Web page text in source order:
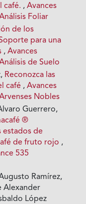
café. ,Avances
Foliar
de los
para una
,Avances
de Suelo
Reconozca las
café ,Avances
Nobles
Guerrero,
®
estados de
de fruto rojo ,
535
Ramírez,
Alexander
López